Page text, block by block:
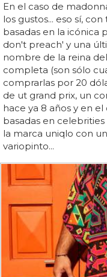
En el caso de
los gustos... eso sí,
basadas en la icónica
don't preach' y una
nombre de la reina
completa (son sólo
comprarlas por 20
de ut grand prix, un
hace ya 8 años y en
basadas en
la marca uniqlo con
variopinto...